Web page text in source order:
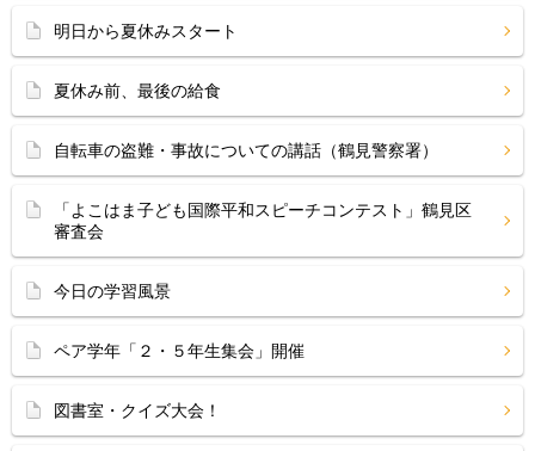
明日から夏休みスタート
夏休み前、最後の給食
自転車の盗難・事故についての講話（鶴見警察署）
「よこはま子ども国際平和スピーチコンテスト」鶴見区
審査会
今日の学習風景
ペア学年「２・５年生集会」開催
図書室・クイズ大会！